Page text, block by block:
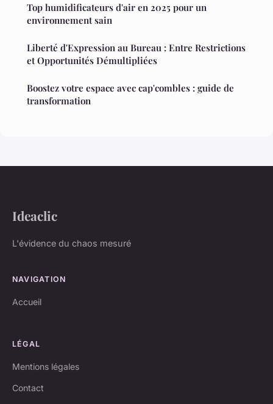
Top humidificateurs d'air en 2025 pour un
environnement sain
Liberté d'Expression au Bureau : Entre Restrictions
et Opportunités Démultipliées
Boostez votre espace avec cap'combles : guide de
transformation
Ideaclic
L'évidence du chaos mesuré
NAVIGATION
Accueil
LÉGAL
Mentions légales
Contact